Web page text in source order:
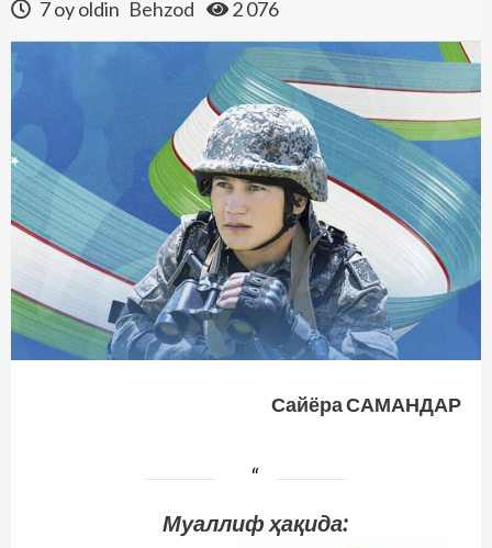
7 oy oldin Behzod 2 076
Сайёра САМАНДАР
Муаллиф ҳақида: